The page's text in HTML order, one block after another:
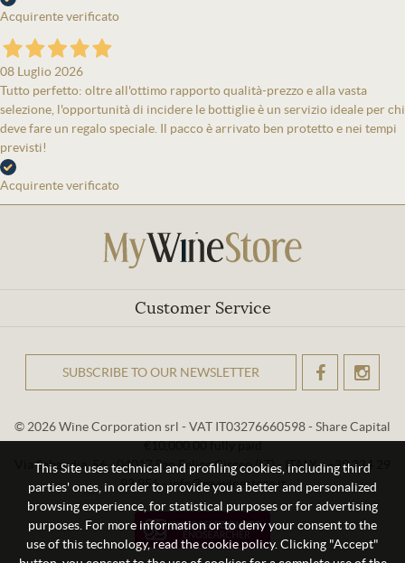
Acquirente verificato
08 Luglio 2026
Tutto perfetto: oltre all'ottimo rapporto qualità-prezzo e alla vasta
selezione, l'opportunità di incidere le bottiglie è un servizio ideale per chi
deve fare un regalo speciale. Il pacco è arrivato ben protetto e nei tempi
previsti!
Acquirente verificato
Customer Service
This Site uses technical and profiling cookies, including third
parties' ones, in order to provide you a better and personalized
browsing experience, for statistical purposes or for advertising
purposes. For more information or to deny your consent to the
use of this technology, read the cookie policy. Clicking "Accept"
SUBSCRIBE TO OUR NEWSLETTER
© 2026 Wine Corporation srl - VAT IT03276660598 - Share Capital
€10,000.00 fully paid
Via Sabaudia, 56 - 04017 San Felice Circeo (LT) - ITALY - +39 334 29
93 956 - info@mywinestore.it